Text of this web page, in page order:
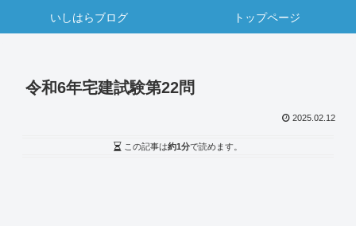
いしはらブログ トップページ
令和6年宅建試験第22問
2025.02.12
この記事は約1分で読めます。